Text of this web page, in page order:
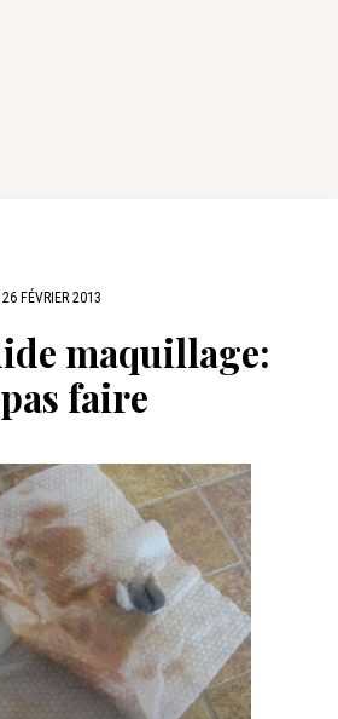
26 FÉVRIER 2013
maquillage:
faire